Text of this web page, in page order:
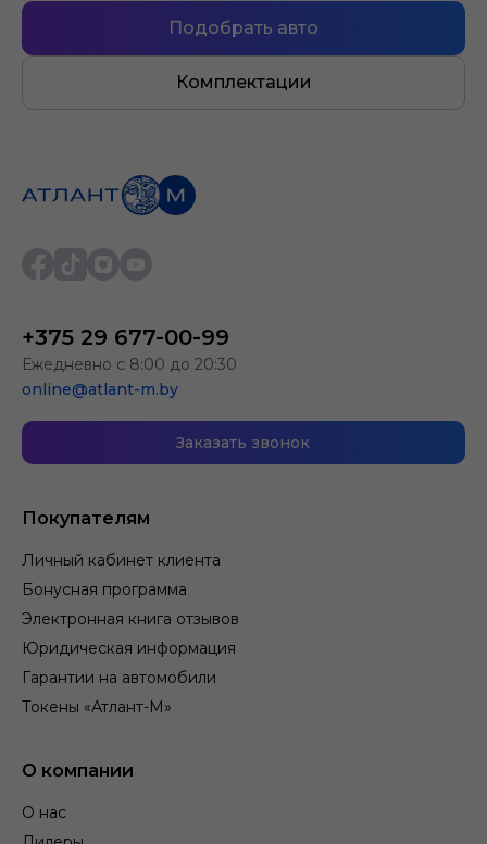
Подобрать авто
Комплектации
Покупателям
Личный кабинет клиента
Бонусная программа
Электронная книга отзывов
Юридическая информация
Гарантии на автомобили
Токены «Атлант-М»
О компании
О нас
+375 29 677-00-99
Ежедневно с 8:00 до 20:30
online@atlant-m.by
Заказать звонок